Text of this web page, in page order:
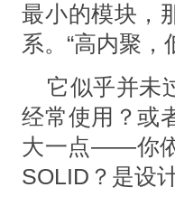
最⼩的模块，
系。“高内聚
它似乎并未
经常使⽤？或
⼤⼀点——你依
SOLID？是设